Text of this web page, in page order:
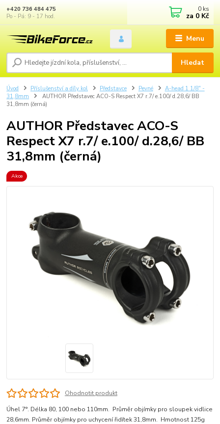
Menu
Hledat
+420 736 484 475
Po - Pá: 9 - 17 hod.
0 ks
za 0 Kč
Úvod Příslušenství a díly kol Představce Pevné
A-head 1 1/8" -
31,8mm
AUTHOR Představec ACO-S Respect X7 r.7/ e.100/ d.28,6/ BB
31,8mm (černá)
AUTHOR Představec ACO-S
Respect X7 r.7/ e.100/ d.28,6/ BB
31,8mm (černá)
Akce
Ohodnotit produkt
Úhel 7°. Délka 80, 100 nebo 110mm. Průměr objímky pro sloupek vidlice
28,6mm. Průměr objímky pro uchycení řidítek 31,8mm. Hmotnost 125g